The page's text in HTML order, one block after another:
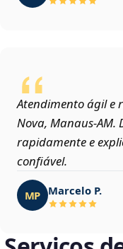
Atendimento ágil e
Nova,
rapidamente e
confiável.
MP Marcelo P.